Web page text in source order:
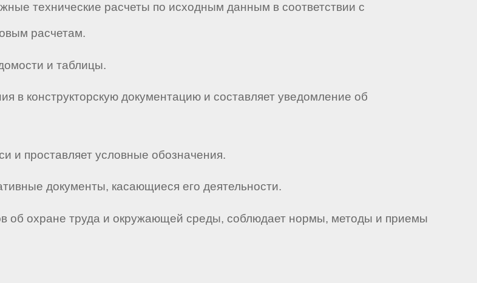
технические расчеты по исходным данным в соответствии с
расчетам.
и таблицы.
в конструкторскую документацию и составляет уведомление об
и проставляет условные обозначения.
документы, касающиеся его деятельности.
об охране труда и окружающей среды, соблюдает нормы, методы и приемы